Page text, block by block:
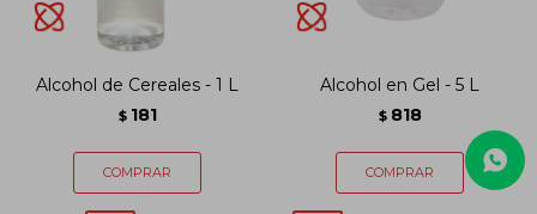
Alcohol de Cereales - 1 L
$ 181
Alcohol en Gel - 5 L
$ 818